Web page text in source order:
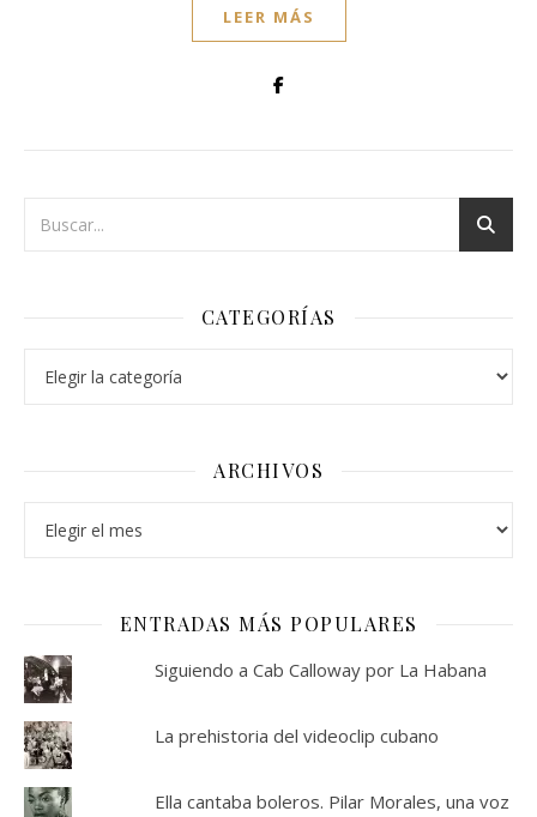
LEER MÁS
CATEGORÍAS
ARCHIVOS
ENTRADAS MÁS POPULARES
Siguiendo a Cab Calloway por La Habana
La prehistoria del videoclip cubano
Ella cantaba boleros. Pilar Morales, una voz